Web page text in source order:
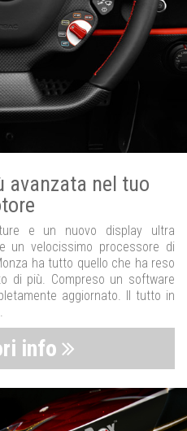
avanzata nel tuo
e un nuovo display ultra
un velocissimo processore di
ha tutto quello che ha reso
di più. Compreso un software
aggiornato. Il tutto in
info